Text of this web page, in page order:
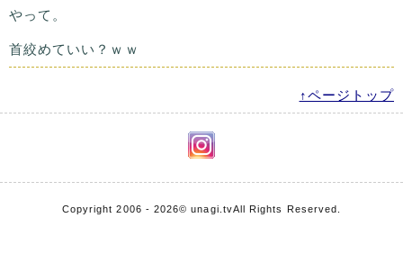
やって。
首絞めていい？ｗｗ
↑ページトップ
Copyright 2006 - 2026© unagi.tvAll Rights Reserved.